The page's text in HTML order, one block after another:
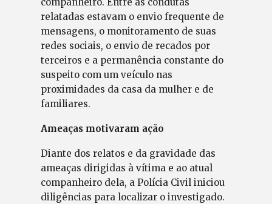
companheiro. Entre as condutas
relatadas estavam o envio frequente de
mensagens, o monitoramento de suas
redes sociais, o envio de recados por
terceiros e a permanência constante do
suspeito com um veículo nas
proximidades da casa da mulher e de
familiares.
Ameaças motivaram ação
Diante dos relatos e da gravidade das
ameaças dirigidas à vítima e ao atual
companheiro dela, a Polícia Civil iniciou
diligências para localizar o investigado.